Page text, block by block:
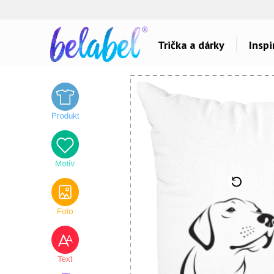
Trička a dárky
Dárky pro..
Dárky pro maminku
Dárky pro ségru
Dárky pro babičku
Dárky pro tátu
Dárky pro bráchu
Dárky pro partnera
Dárky pro partnerku
Dárky pro přátele
Láska
Autorská grafika